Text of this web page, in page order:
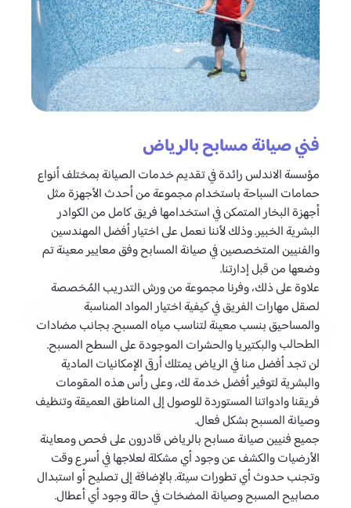
فني صيانة مسابح بالرياض
مؤسسة الاندلس رائدة في تقديم خدمات الصيانة بمختلف أنواع
حمامات السباحة باستخدام مجموعة من أحدث الأجهزة مثل
أجهزة البخار المتمكن في استخدامها فريق كامل من الكوادر
البشرية الخبير. وذلك لأننا نعمل على اختيار أفضل المهندسين
والفنيين المتخصصين في صيانة المسابح وفق معايير معينة تم
وضعها من قبل إدارتنا.
علاوة على ذلك، وفرنا مجموعة من ورش التدريب المُخصصة
لصقل مهارات الفريق في كيفية اختيار المواد المناسبة
والمساحيق بنسب معينة لتناسب مياه المسبح. بجانب مضادات
الطحالبوالبكتيريا والحشرات الموجودة على السطح المسبح.
لن تجد أفضل منا في الرياض يمتلك أرقى الإمكانيات المادية
والبشرية لتوفير أفضل خدمة لك، وعلى رأس هذه المقومات
فريقنا وادواتنا المستوردة للوصول إلى المناطق العميقة وتنظيف
وصيانة المسبح بشكل فعال.
جميع فنيين صيانة مسابح بالرياض قادرون على فحص ومعاينة
الأرضيات والكشف عن وجود أي مشكلة لعلاجها في أسرع وقت
وتجنب حدوث أي تطورات سيئة. بالإضافة إلى تصليح أو استبدال
مصابيح المسبح وصيانة المضخات في حالة وجود أي أعطال.